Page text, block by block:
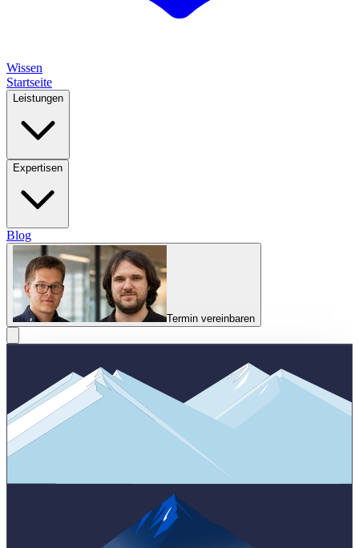
Wissen
Startseite
Leistungen
Expertisen
Blog
Termin vereinbaren